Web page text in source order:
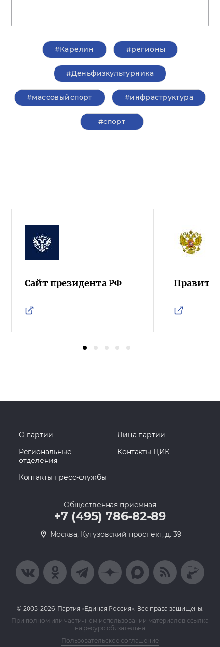
#Карелин #регионы
#Деньфизкультурника
#массовыйспорт #инфраструктура
#спорт
Сайт президента РФ
О партии
Лица партии
Региональные
отделения
Контакты ЦИК
Контакты пресс-службы
Общественная приемная
+7 (495) 786-82-89
Москва, Кутузовский проспект, д. 39
© 2005-2026, Партия «Единая Россия». Все права защищены.
При полном или частичном использовании материалов ссылка
на ресурс обязательна
Пользовательское соглашение